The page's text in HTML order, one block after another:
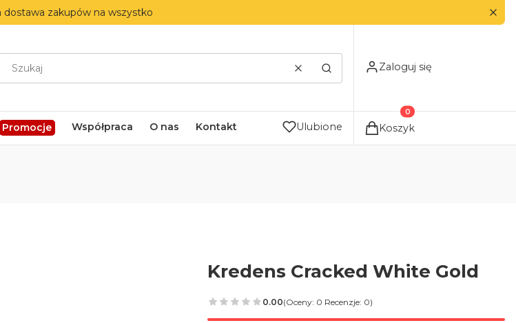
dostawa zakupów na wszystko
WyczyśćSzukaj
Zaloguj się
Promocje Współpraca O nas Kontakt Ulubione
Produkty w koszyku: 0.
Koszyk
Kredens Cracked White Gold
0.00(Oceny: 0 Recenzje: 0)